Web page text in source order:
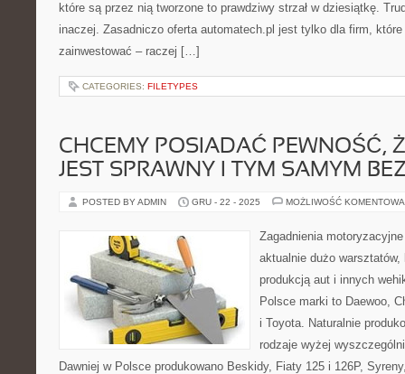
które są przez nią tworzone to prawdziwy strzał w dziesiątkę.
inaczej. Zasadniczo oferta automatech.pl jest tylko dla firm, które
zainwestować – raczej […]
CATEGORIES: FILETYPES
CHCEMY POSIADAĆ PEWNOŚĆ,
JEST SPRAWNY I TYM SAMYM
POSTED BY ADMIN GRU - 22 - 2025 MOŻLIWOŚĆ
Zagadnienia
aktualnie dużo
produkcją aut i innych
Polsce marki to Daewoo,
i Toyota. Naturalnie
rodzaje wyżej
Dawniej w Polsce produkowano Beskidy, Fiaty 125 i 126P,